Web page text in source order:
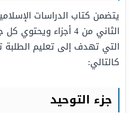
يتضمن كتاب الدراسات
الثاني من 4 أجزاء
التي تهدف إلى تعليم الطلبة
كالتالي:
جزء التوحيد